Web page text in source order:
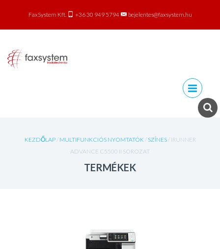
FaxSystem Kft. +36 30 949 5794 bejelentes@faxsystem.hu
Skip to
content
KEZDŐLAP/ MULTIFUNKCIÓS NYOMTATÓK/ SZÍNES/ IRUNNER
ADVANCE C5500 II SOROZAT
TERMÉKEK